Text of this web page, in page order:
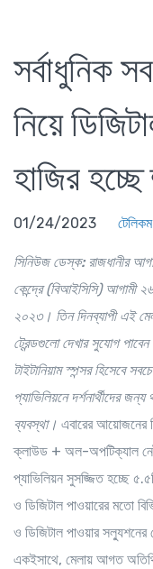
সর্বাধুনিক
নিয়ে
হাজির
01/24/2023 টেলিকম
সিনিউজ ডেস্ক:রাজধানীর
কেন্দ্রে(বিআইসিসি) আগামী ২৬
২০২৩। তিন দিনব্যাপী এই
ট্রেন্ডগুলো দেখার সুযোগ পাবেন
টাইটানিয়াম স্পন্সর হিসেবে
প্যাভিলিয়নে দর্শনার্থীদের জন্য
ব্যবস্থা। এবারের আয়োজনের
ক্লাউড + অল-অপটিক্যাল
প্যাভিলিয়ন সুসজ্জিত হচ্ছে
ও ডিজিটাল পাওয়ারের মতো
ও ডিজিটাল পাওয়ার সল্যুশনের
একইসাথে, মেলায় আগত